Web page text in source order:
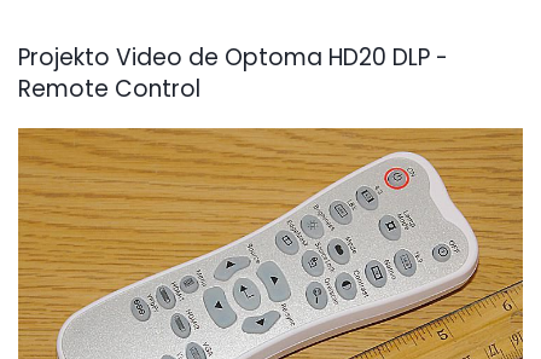
Projekto Video de Optoma HD20 DLP -
Remote Control